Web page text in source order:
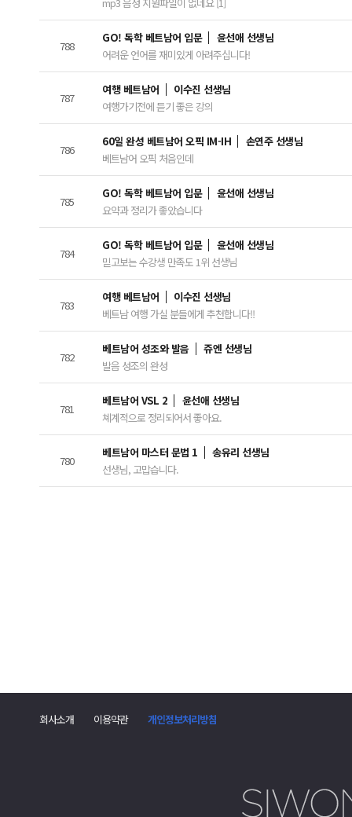
글
788
GO! 독학 베트남어 입문
윤선애 선생님
어려운 언어를 재미있게 아려주십니다!
787
여행 베트남어
이수진 선생님
여행가기전에 듣기 좋은 강의
786
60일 완성 베트남어 오픽 IM-IH
손연주 선생님
베트남어 오픽 처음인데
785
GO! 독학 베트남어 입문
윤선애 선생님
요약과 정리가 좋았습니다
784
GO! 독학 베트남어 입문
윤선애 선생님
믿고보는 수강생 만족도 1위 선생님
783
여행 베트남어
이수진 선생님
베트남 여행 가실 분들에게 추천합니다!!
782
베트남어 성조와 발음
쥬엔 선생님
발음 성조의 완성
781
베트남어 VSL 2
윤선애 선생님
쳬계적으로 정리되어서 좋아요.
780
베트남어 마스터 문법 1
송유리 선생님
선생님, 고맙습니다.
회사소개 이용약관 개인정보처리방침